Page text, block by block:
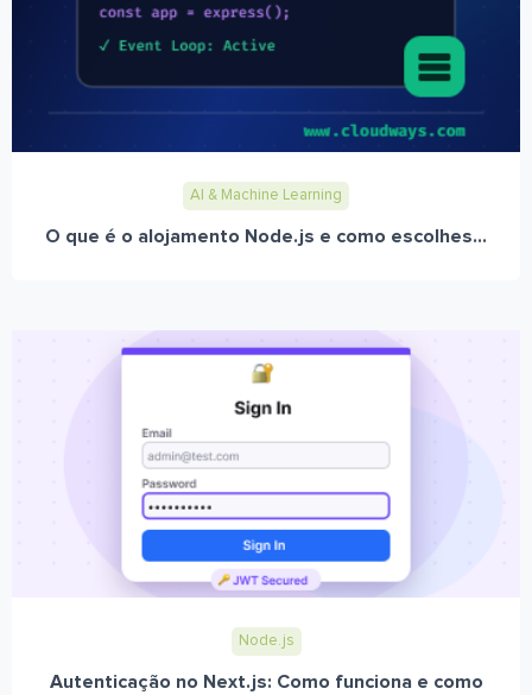
AI & Machine Learning
O que é o alojamento Node.js e como escolhes...
Node.js
Autenticação no Next.js: Como funciona e como